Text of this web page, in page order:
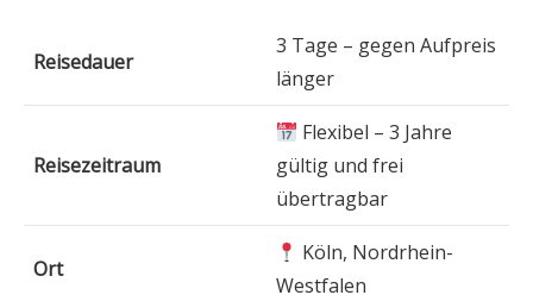
Reisedauer
3 Tage – gegen Aufpreis
länger
Reisezeitraum
Flexibel – 3 Jahre
gültig und frei
übertragbar
Ort
Köln, Nordrhein-
Westfalen